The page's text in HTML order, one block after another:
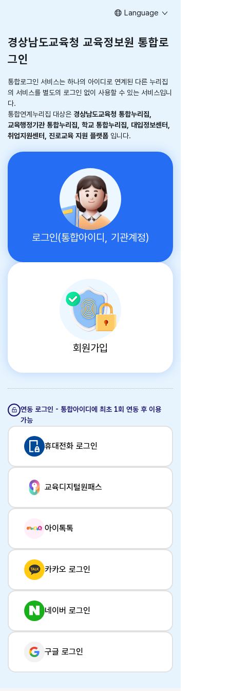
Language
경상남도교육청 교육정보원 통합로
그인
통합로그인 서비스는 하나의 아이디로 연계된 다른 누리집
의 서비스를 별도의 로그인 없이 사용할 수 있는 서비스입니
다.
통합연계누리집 대상은 경상남도교육청 통합누리집,
교육행정기관 통합누리집, 학교 통합누리집, 대입정보센터,
취업지원센터, 진로교육 지원 플랫폼 입니다.
로그인(통합아이디, 기관계정)
회원가입
연동 로그인 - 통합아이디에 최초 1회 연동 후 이용
가능
휴대전화 로그인
교육디지털원패스
아이톡톡
카카오 로그인
네이버 로그인
구글 로그인